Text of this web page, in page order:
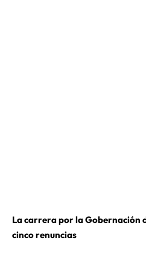
La carrera por la Gobernación
cinco renuncias